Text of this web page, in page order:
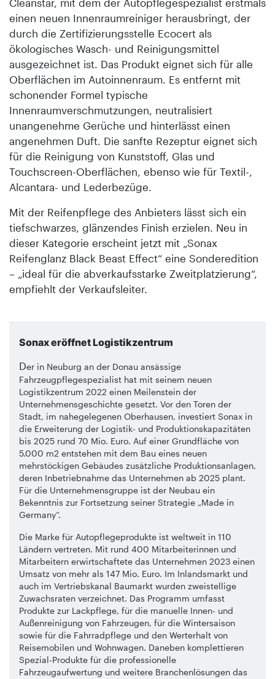
einen neuen Innenraumreiniger herausbringt, der
durch die Zertifizierungsstelle Ecocert als
ökologisches Wasch- und Reinigungsmittel
ausgezeichnet ist. Das Produkt eignet sich für alle
Oberflächen im Autoinnenraum. Es entfernt mit
schonender Formel typische
Innenraumverschmutzungen, neutralisiert
unangenehme Gerüche und hinterlässt einen
angenehmen Duft. Die sanfte Rezeptur eignet sich
für die Reinigung von Kunststoff, Glas und
Touchscreen-Oberflächen, ebenso wie für Textil-,
Alcantara- und Lederbezüge.
Mit der Reifenpflege des Anbieters lässt sich ein
tiefschwarzes, glänzendes Finish erzielen. Neu in
dieser Kategorie erscheint jetzt mit „Sonax
Reifenglanz Black Beast Effect“ eine Sonder­edition
– „ideal für die abverkaufsstarke Zweitplatzierung“,
empfiehlt der Verkaufsleiter.
Sonax eröffnet Logistikzentrum
Der in Neuburg an der Donau ansässige
Fahrzeugpflegespezialist hat mit seinem neuen
Logistikzentrum 2022 einen Meilenstein der
Unternehmensgeschichte gesetzt. Vor den Toren der
Stadt, im nahegelegenen Oberhausen, investiert Sonax in
die Erweiterung der Logistik- und Produktionskapazitäten
bis 2025 rund 70 Mio. Euro. Auf einer Grundfläche von
5.000 m2 entstehen mit dem Bau eines neuen
mehrstöckigen Gebäudes zusätzliche Produktionsanlagen,
deren Inbetriebnahme das Unternehmen ab 2025 plant.
Für die Unternehmensgruppe ist der Neubau ein
Bekenntnis zur Fortsetzung seiner Strategie „Made in
Germany“.
Die Marke für Autopflegeprodukte ist weltweit in 110
Ländern vertreten. Mit rund 400 Mitarbeiterinnen und
Mitarbeitern erwirtschaftete das Unternehmen 2023 einen
Umsatz von mehr als 147 Mio. Euro. Im Inlandsmarkt und
auch im Vertriebskanal Baumarkt wurden zweistellige
Zuwachsraten verzeichnet. Das Programm umfasst
Produkte zur Lackpflege, für die manuelle Innen- und
Außenreinigung von Fahrzeugen, für die Wintersaison
sowie für die Fahrradpflege und den Werterhalt von
Reisemobilen und Wohnwagen. Daneben komplettieren
Spezial-Produkte für die professionelle
Fahrzeugaufwertung und weitere Branchenlösungen das